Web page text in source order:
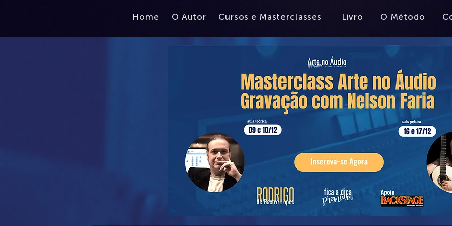
Home O Autor Cursos e Masterclasses Livro O Método